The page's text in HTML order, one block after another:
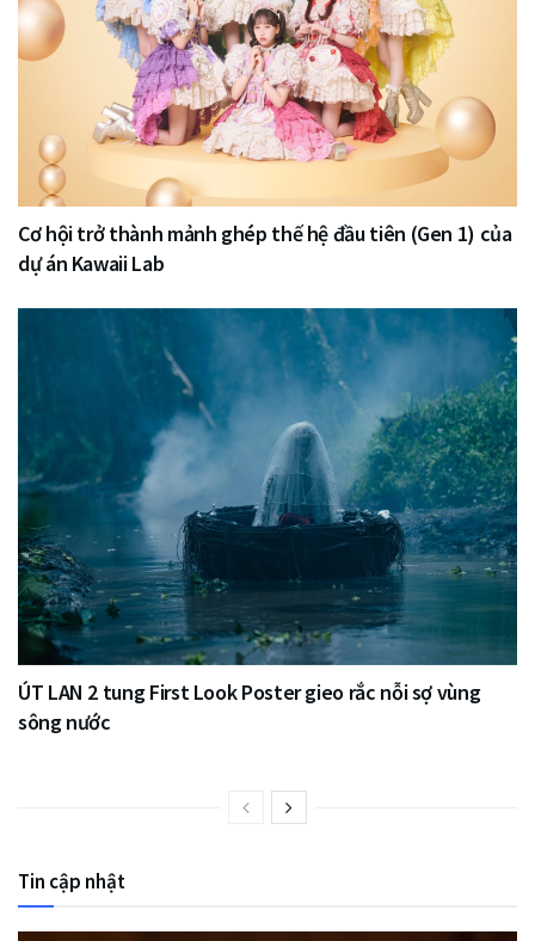
Cơ hội trở thành mảnh ghép thế hệ đầu tiên (Gen 1) của
dự án Kawaii Lab
ÚT LAN 2 tung First Look Poster gieo rắc nỗi sợ vùng
sông nước
Tin cập nhật